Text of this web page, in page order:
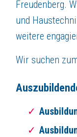
Du bist motiviert und
Organisationsfähigkeit
Dann bist du bei uns
Regelmäßige
Unterschiedliche
Kostenübernahmefür
Verkürzungder
Übernahme in eine
Freudenberg.
und
weitere
Wir suchen